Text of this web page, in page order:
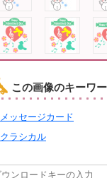
この画像のキーワ
メッセージカード
クラシカル